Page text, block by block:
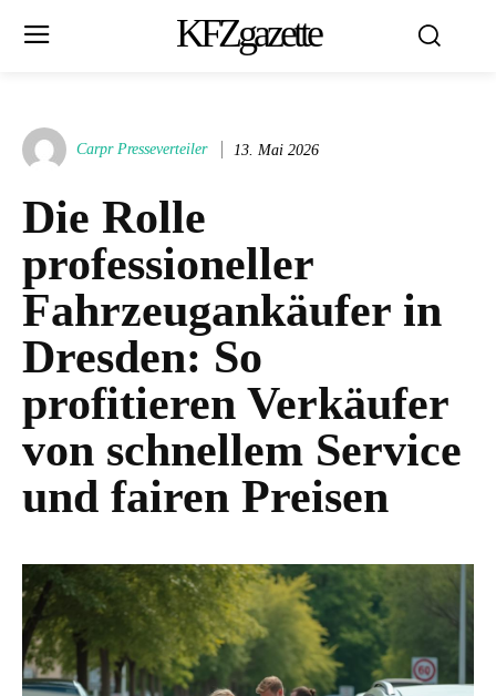
KFZgazette
Carpr Presseverteiler 13. Mai 2026
Die Rolle
professioneller
Fahrzeugankäufer in
Dresden: So
profitieren Verkäufer
von schnellem Service
und fairen Preisen